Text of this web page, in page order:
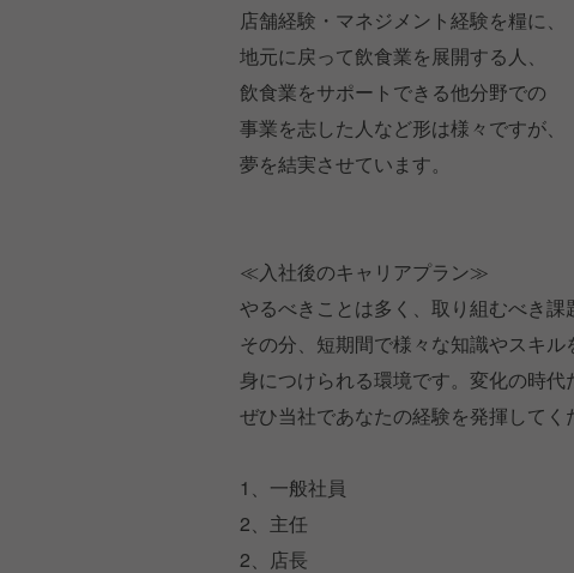
店舗経験・マネジメント経験を糧に、
地元に戻って飲食業を展開する人、
飲食業をサポートできる他分野での
事業を志した人など形は様々ですが、
夢を結実させています。
≪入社後のキャリアプラン≫
やるべきことは多く、取り組むべき課
その分、短期間で様々な知識やスキル
身につけられる環境です。変化の時代
ぜひ当社であなたの経験を発揮してく
1、一般社員
2、主任
2、店長